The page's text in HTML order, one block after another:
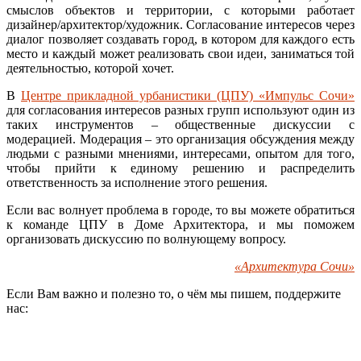
смыслов объектов и территории, с которыми работает
дизайнер/архитектор/художник. Согласование интересов через
диалог позволяет создавать город, в котором для каждого есть
место и каждый может реализовать свои идеи, заниматься той
деятельностью, которой хочет.
В Центре прикладной урбанистики (ЦПУ) «Импульс Сочи»
для согласования интересов разных групп используют один из
таких инструментов – общественные дискуссии с
модерацией. Модерация – это организация обсуждения между
людьми с разными мнениями, интересами, опытом для того,
чтобы прийти к единому решению и распределить
ответственность за исполнение этого решения.
Если вас волнует проблема в городе, то вы можете обратиться
к команде ЦПУ в Доме Архитектора, и мы поможем
организовать дискуссию по волнующему вопросу.
«Архитектура Сочи»
Если Вам важно и полезно то, о чём мы пишем, поддержите
нас: